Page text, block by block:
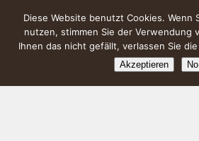
Diese Website benutzt Cookies. Wenn
nutzen, stimmen Sie der Verwendung
Ihnen das nicht gefällt, verlassen Sie
Akzeptieren No